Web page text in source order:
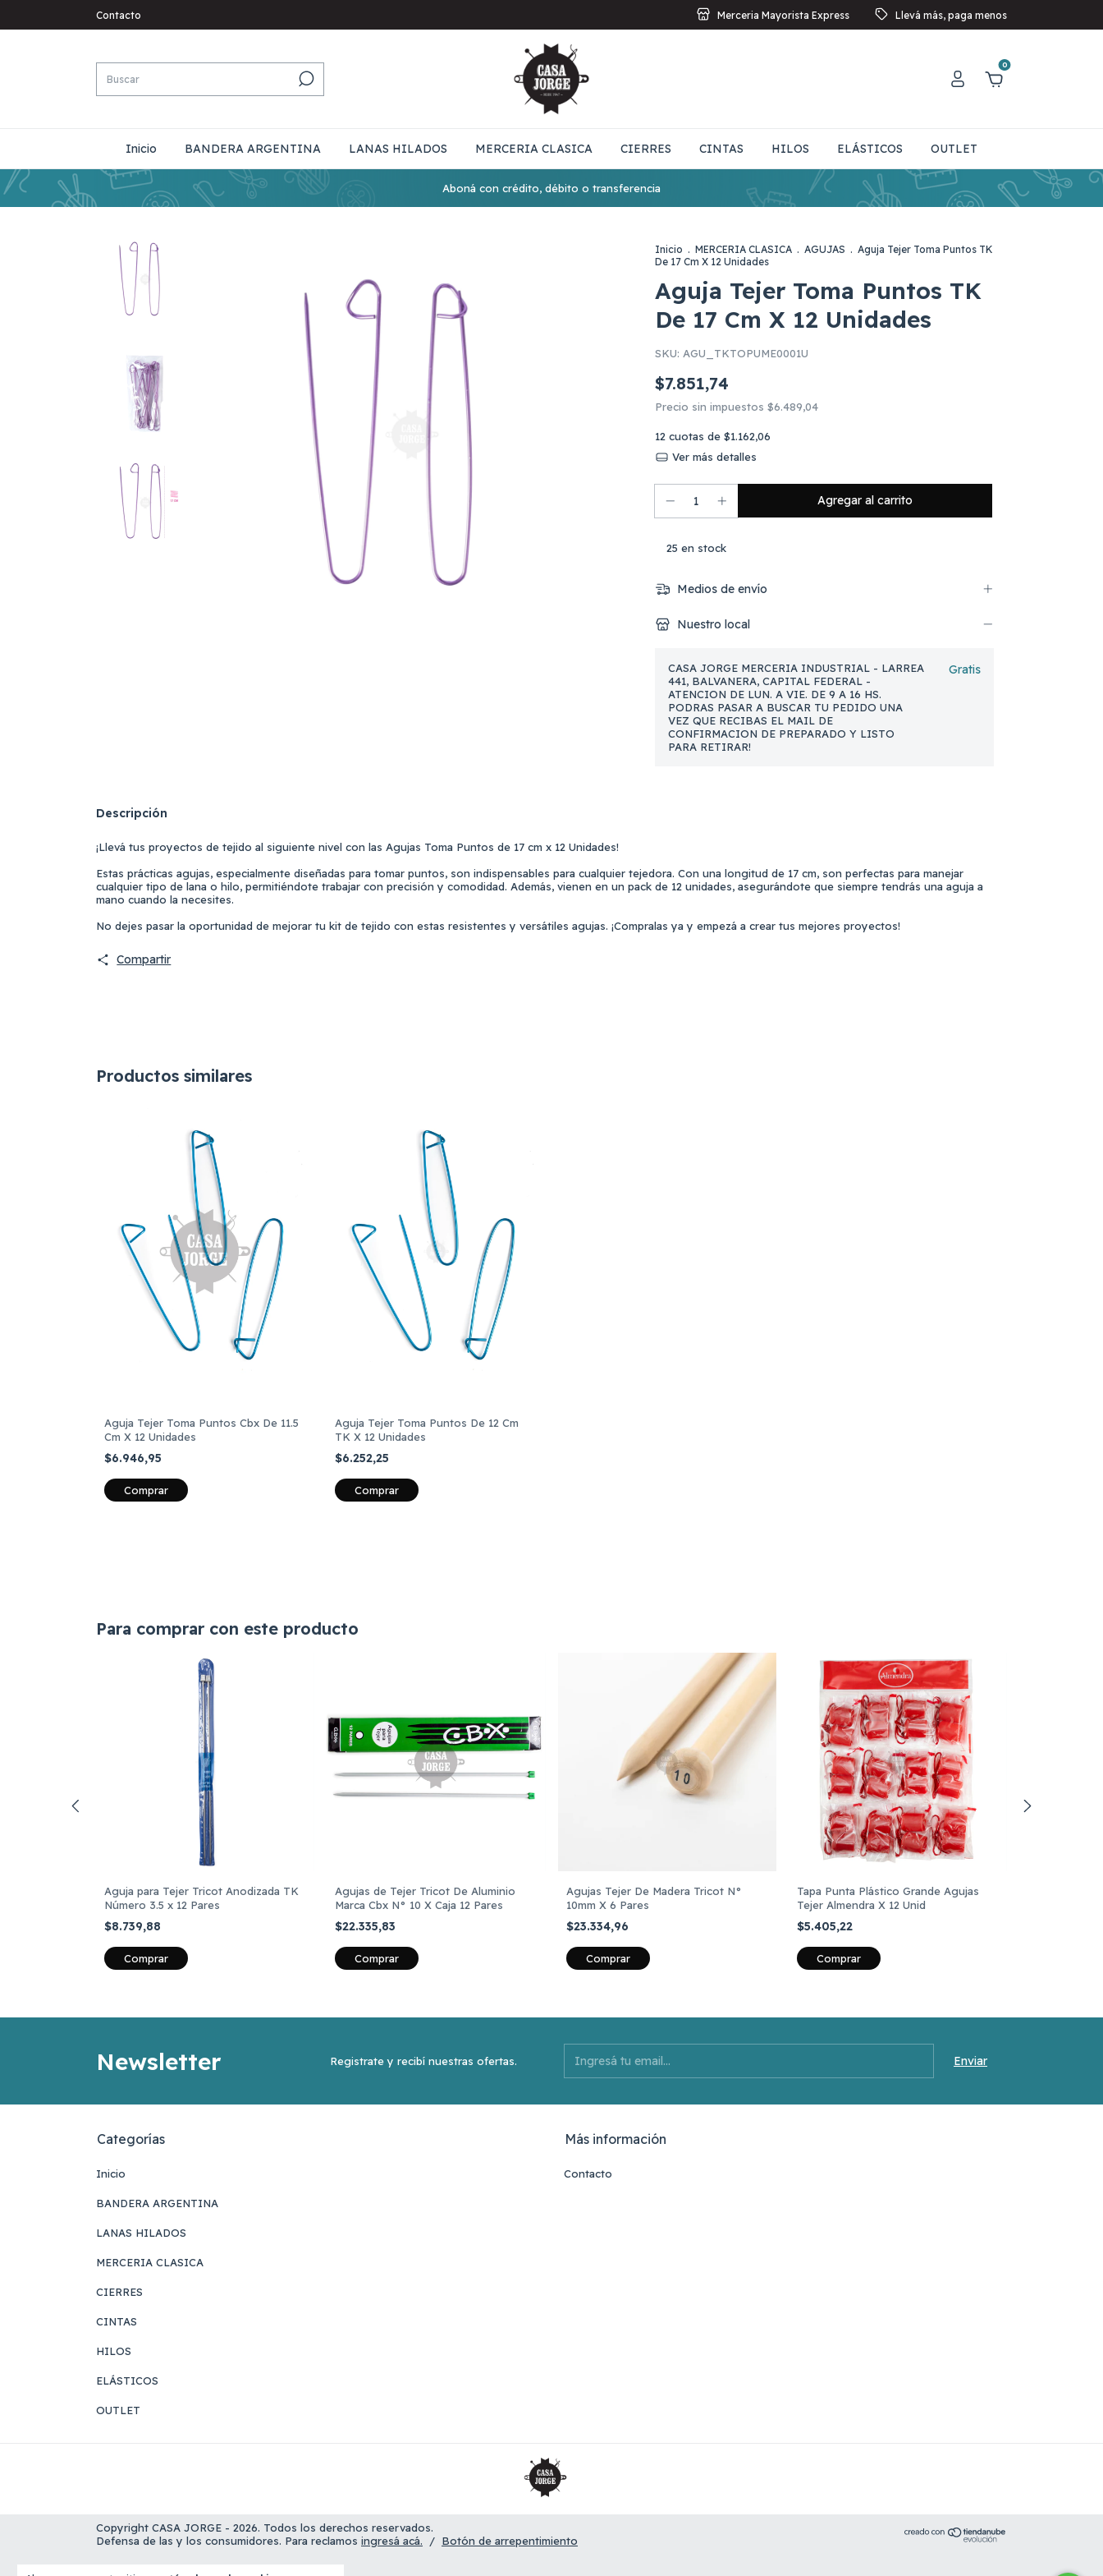
Contacto Merceria Mayorista Express Llevá más, paga menos
0
Inicio BANDERA ARGENTINA LANAS HILADOS MERCERIA CLASICA CIERRES CINTAS HILOS ELÁSTICOS OUTLET
Aboná con crédito, débito o transferencia
Inicio . MERCERIA CLASICA . AGUJAS . Aguja Tejer Toma Puntos TK
De 17 Cm X 12 Unidades
Aguja Tejer Toma Puntos TK
De 17 Cm X 12 Unidades
SKU: AGU_TKTOPUME0001U
$7.851,74
Precio sin impuestos $6.489,04
12 cuotas de $1.162,06
Ver más detalles
25 en stock
Medios de envío
Nuestro local
CASA JORGE MERCERIA INDUSTRIAL - LARREA
441, BALVANERA, CAPITAL FEDERAL -
ATENCION DE LUN. A VIE. DE 9 A 16 HS.
PODRAS PASAR A BUSCAR TU PEDIDO UNA
VEZ QUE RECIBAS EL MAIL DE
CONFIRMACION DE PREPARADO Y LISTO
PARA RETIRAR!
Gratis
Descripción
¡Llevá tus proyectos de tejido al siguiente nivel con las Agujas Toma Puntos de 17 cm x 12 Unidades!
Estas prácticas agujas, especialmente diseñadas para tomar puntos, son indispensables para cualquier tejedora. Con una longitud de 17 cm, son perfectas para manejar
cualquier tipo de lana o hilo, permitiéndote trabajar con precisión y comodidad. Además, vienen en un pack de 12 unidades, asegurándote que siempre tendrás una aguja a
mano cuando la necesites.
No dejes pasar la oportunidad de mejorar tu kit de tejido con estas resistentes y versátiles agujas. ¡Compralas ya y empezá a crear tus mejores proyectos!
Compartir
Productos similares
Aguja Tejer Toma Puntos Cbx De 11.5
Cm X 12 Unidades
$6.946,95
Aguja Tejer Toma Puntos De 12 Cm
TK X 12 Unidades
$6.252,25
Para comprar con este producto
Aguja para Tejer Tricot Anodizada TK
Número 3.5 x 12 Pares
$8.739,88
Agujas de Tejer Tricot De Aluminio
Marca Cbx N° 10 X Caja 12 Pares
$22.335,83
Agujas Tejer De Madera Tricot N°
10mm X 6 Pares
$23.334,96
Tapa Punta Plástico Grande Agujas
Tejer Almendra X 12 Unid
$5.405,22
Newsletter Registrate y recibí nuestras ofertas.
Categorías
Inicio
BANDERA ARGENTINA
LANAS HILADOS
MERCERIA CLASICA
CIERRES
CINTAS
HILOS
ELÁSTICOS
OUTLET
Más información
Contacto
Copyright CASA JORGE - 2026. Todos los derechos reservados.
Defensa de las y los consumidores. Para reclamos ingresá acá. / Botón de arrepentimiento